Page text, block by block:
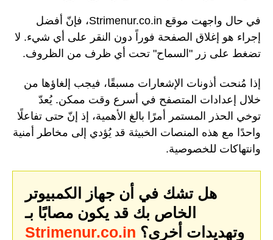
في حال واجهت موقع Strimenur.co.in، فإنّ أفضل
إجراء هو إغلاق الصفحة فوراً دون النقر على أي شيء. لا
تضغط على زر "السماح" تحت أي ظرف من الظروف.
إذا مُنحت أذونات الإشعارات مسبقًا، فيجب إلغاؤها من
خلال إعدادات المتصفح في أسرع وقت ممكن. يُعدّ
توخي الحذر المستمر أمرًا بالغ الأهمية، إذ إنّ حتى تفاعلًا
واحدًا مع هذه المنصات الخبيثة قد يُؤدي إلى مخاطر أمنية
وانتهاكات للخصوصية.
هل تشك في أن جهاز الكمبيوتر
الخاص بك قد يكون مصابًا بـ
Strimenur.co.in وتهديدات أخرى؟